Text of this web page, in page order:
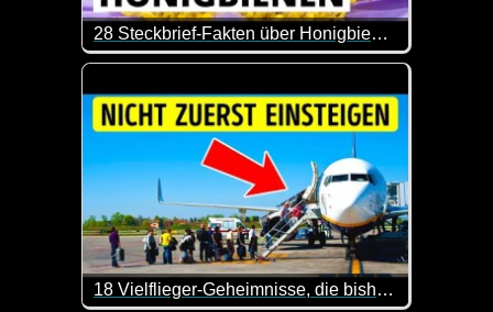
28 Steckbrief-Fakten über Honigbienen
Man lernt nie aus und zum Tag der Honigbiene
18 Vielflieger-Geheimnisse, die bisher nur wenige kennen